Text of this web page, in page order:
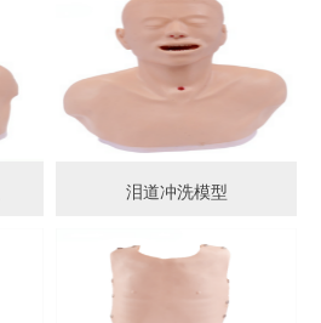
泪道冲洗模型